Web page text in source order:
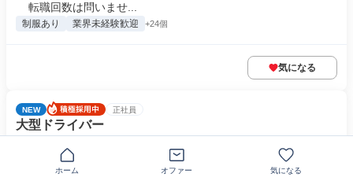
転職回数は問いませ...
制服あり 業界未経験歓迎 +24個
気になる
NEW 正社員
大型ドライバー
大型ドライバー、大型トラック運転手募集/中高年・ミドル世代活
躍中/東証プライム上場グループ...
ホーム オファー 気になる